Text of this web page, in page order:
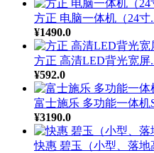
方正 电脑一体机（24寸
¥1490.0
方正 高清LED背光宽屏
¥592.0
富士施乐 多功能一体机
¥3190.0
快惠 碧玉（小型、落地